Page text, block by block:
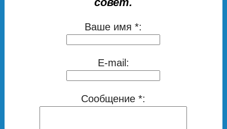
Ваше имя *:
E-mail:
Сообщение *: